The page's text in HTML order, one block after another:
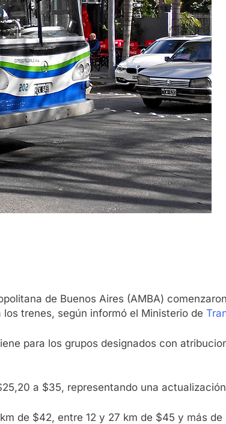
de Buenos Aires (AMBA)
trenes, según informó el Ministerio de
para los grupos designados con
a $35, representando una
de $42, entre 12 y 27 km de $45 y más de